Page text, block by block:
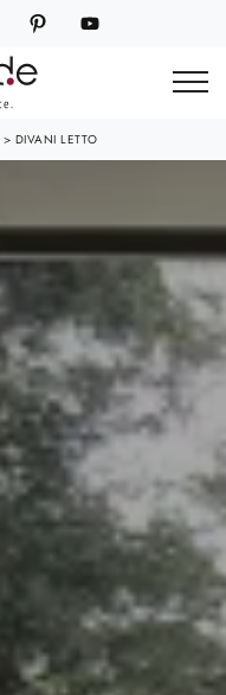
> DIVANI LETTO